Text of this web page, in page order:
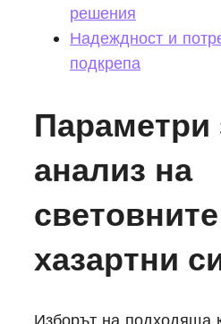
решения
Надеждност и
подкрепа
Параметри
анализ на
световните
хазартни